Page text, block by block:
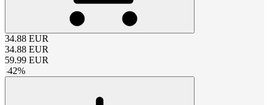
34.88 EUR
34.88 EUR
59.99 EUR
-42%